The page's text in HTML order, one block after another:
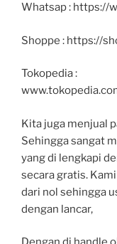
Whatsap : https://
Shoppe : https://
Tokopedia :
Kita juga menjual
Sehingga sangat
yang di lengkapi
secara gratis.
dari nol sehingga
dengan lancar,